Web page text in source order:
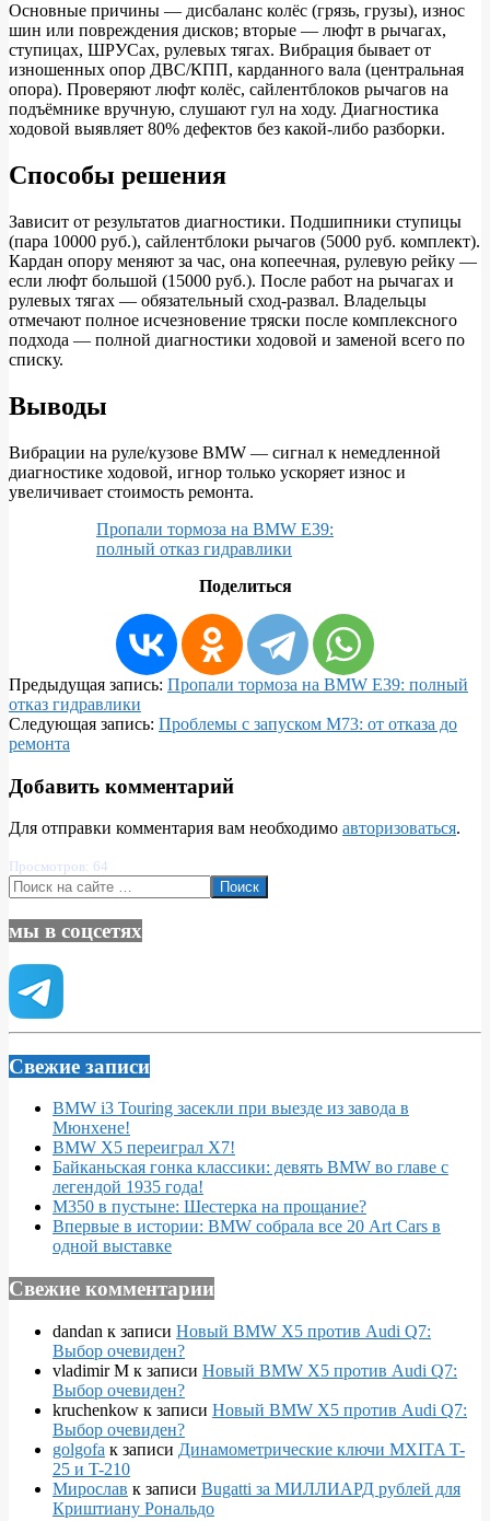
Основные причины — дисбаланс колёс (грязь, грузы), износ
шин или повреждения дисков; вторые — люфт в рычагах,
ступицах, ШРУСах, рулевых тягах. Вибрация бывает от
изношенных опор ДВС/КПП, карданного вала (центральная
опора). Проверяют люфт колёс, сайлентблоков рычагов на
подъёмнике вручную, слушают гул на ходу. Диагностика
ходовой выявляет 80% дефектов без какой-либо разборки.
Способы решения
Зависит от результатов диагностики. Подшипники ступицы
(пара 10000 руб.), сайлентблоки рычагов (5000 руб. комплект).
Кардан опору меняют за час, она копеечная, рулевую рейку —
если люфт большой (15000 руб.). После работ на рычагах и
рулевых тягах — обязательный сход-развал. Владельцы
отмечают полное исчезновение тряски после комплексного
подхода — полной диагностики ходовой и заменой всего по
списку.
Выводы
Вибрации на руле/кузове BMW — сигнал к немедленной
диагностике ходовой, игнор только ускоряет износ и
увеличивает стоимость ремонта.
Пропали тормоза на BMW E39:
полный отказ гидравлики
Поделиться
2026-
01-
08
Предыдущая запись: Пропали тормоза на BMW E39: полный
отказ гидравлики
Следующая запись: Проблемы с запуском M73: от отказа до
ремонта
Добавить комментарий
Для отправки комментария вам необходимо авторизоваться.
Просмотров: 64
Поиск
мы в соцсетях
Свежие записи
BMW i3 Touring засекли при выезде из завода в
Мюнхене!
BMW X5 переиграл X7!
Байканьская гонка классики: девять BMW во главе с
легендой 1935 года!
M350 в пустыне: Шестерка на прощание?
Впервые в истории: BMW собрала все 20 Art Cars в
одной выставке
Свежие комментарии
dandan к записи Новый BMW X5 против Audi Q7:
Выбор очевиден?
vladimir M к записи Новый BMW X5 против Audi Q7:
Выбор очевиден?
kruchenkow к записи Новый BMW X5 против Audi Q7:
Выбор очевиден?
golgofa к записи Динамометрические ключи MXITA T-
25 и T-210
Мирослав к записи Bugatti за МИЛЛИАРД рублей для
Криштиану Рональдо